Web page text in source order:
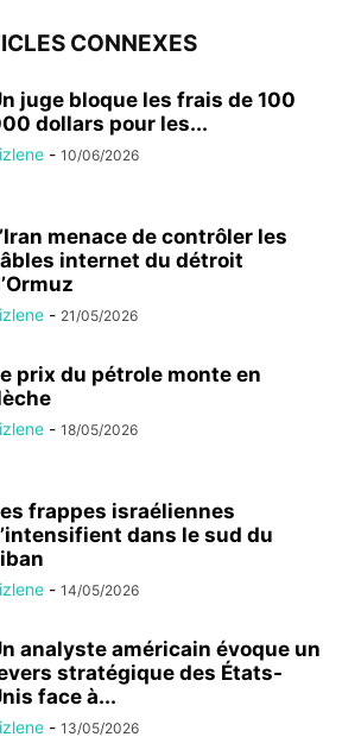
CONNEXES
juge bloque les frais de 100
dollars pour les...
- 10/06/2026
menace de contrôler les
internet du détroit
- 21/05/2026
prix du pétrole monte en
- 18/05/2026
frappes israéliennes
dans le sud du
- 14/05/2026
analyste américain évoque un
stratégique des États-
face à...
- 13/05/2026